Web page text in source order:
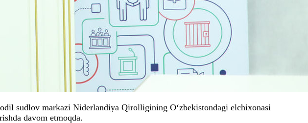
sudlov markazi Niderlandiya Qirolligining O‘zbekistondagi elchixonasi
davom etmoqda.